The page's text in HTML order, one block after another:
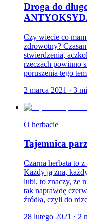
Droga do
Czy wiecie co
zdrowotny?
stwierdzenia,
rzeczach powinno
poruszenia tego
2 marca 2021 · 3
O herbacie
Tajemnica
Czarna herbata to
Każdy ją zna,
lubi, to znaczy, że
tak naprawdę
źródła, czyli do
28 lutego 2021 · 2